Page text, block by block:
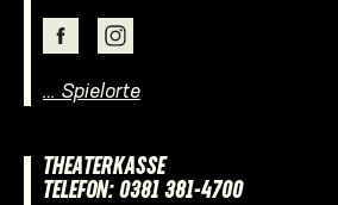
… Spielorte
THEATERKASSE
TELEFON: 0381 381-4700